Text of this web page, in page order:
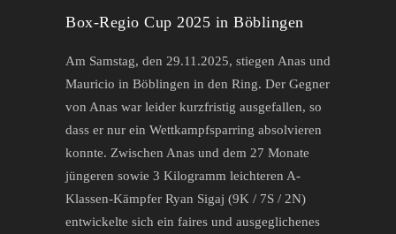
Box-Regio Cup 2025 in Böblingen
Am Samstag, den 29.11.2025, stiegen Anas und
Mauricio in Böblingen in den Ring. Der Gegner
von Anas war leider kurzfristig ausgefallen, so
dass er nur ein Wettkampfsparring absolvieren
konnte. Zwischen Anas und dem 27 Monate
jüngeren sowie 3 Kilogramm leichteren A-
Klassen-Kämpfer Ryan Sigaj (9K / 7S / 2N)
entwickelte sich ein faires und ausgeglichenes